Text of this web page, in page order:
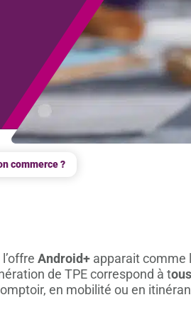
commerce ?
Android+ apparait comme
de TPE correspond à t
en mobilité ou en